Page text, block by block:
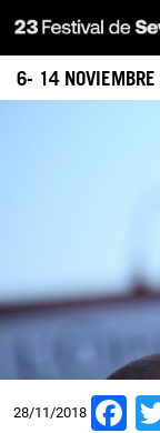
Pasar
al
contenido
principal
6- 14
28/11/2018